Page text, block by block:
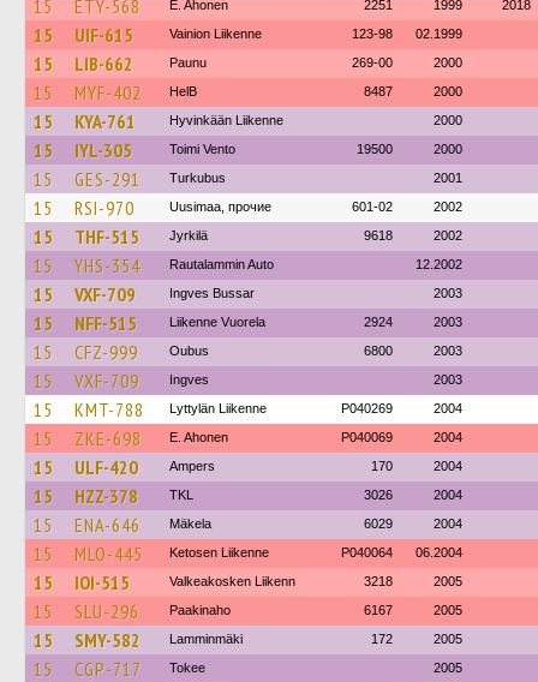
15 ETY-568 E. Ahonen 2251 1999 2018
15 UIF-615 Vainion Liikenne 123-98 02.1999
15 LIB-662 Paunu 269-00 2000
15 MYF-402 HelB 8487 2000
15 KYA-761 Hyvinkään Liikenne 2000
15 IYL-305 Toimi Vento 19500 2000
15 GES-291 Turkubus 2001
15 RSI-970 Uusimaa, прочие 601-02 2002
15 THF-515 Jyrkilä 9618 2002
15 YHS-354 Rautalammin Auto 12.2002
15 VXF-709 Ingves Bussar 2003
15 NFF-515 Liikenne Vuorela 2924 2003
15 CFZ-999 Oubus 6800 2003
15 VXF-709 Ingves 2003
15 KMT-788 Lyttylän Liikenne P040269 2004
15 ZKE-698 E. Ahonen P040069 2004
15 ULF-420 Ampers 170 2004
15 HZZ-378 TKL 3026 2004
15 ENA-646 Mäkela 6029 2004
15 MLO-445 Ketosen Liikenne P040064 06.2004
15 IOI-515 Valkeakosken Liikenn 3218 2005
15 SLU-296 Paakinaho 6167 2005
15 SMY-582 Lamminmäki 172 2005
15 CGP-717 Tokee 2005